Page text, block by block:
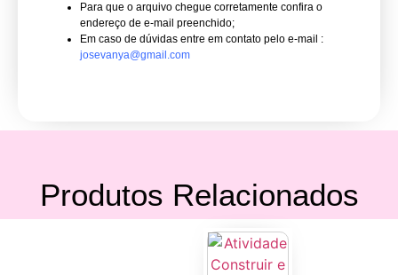
Para que o arquivo chegue corretamente confira o
endereço de e-mail preenchido;
Em caso de dúvidas entre em contato pelo e-mail :
josevanya@gmail.com
Produtos Relacionados